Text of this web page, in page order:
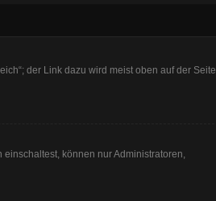
der Link dazu wird meist oben auf der Seite
können nur Administratoren,